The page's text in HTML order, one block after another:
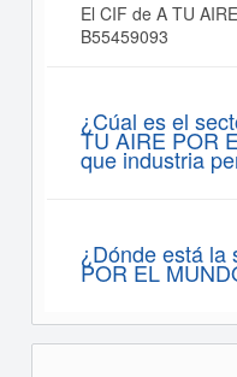
El CIF de A TU
B55459093
¿Cúal es el
TU AIRE POR
que industria
¿Dónde está la
POR EL